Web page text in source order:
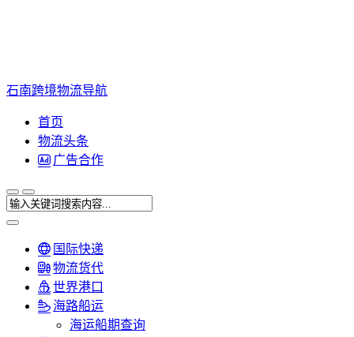
石南跨境物流导航
首页
物流头条
广告合作
国际快递
物流货代
世界港口
海路船运
海运船期查询